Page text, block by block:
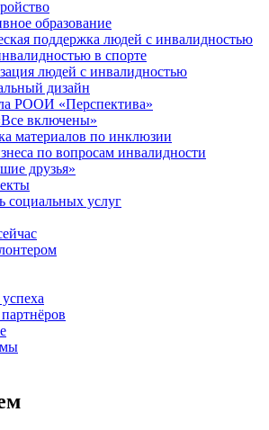
образование
поддержка людей с инвалидностью
в спорте
людей с инвалидностью
дизайн
РООИ «Перспектива»
включены»
материалов по инклюзии
по вопросам инвалидности
друзья»
социальных услуг